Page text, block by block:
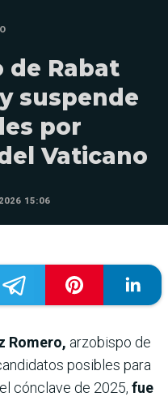
de Rabat
suspende
por
Vaticano
15:06
Romero, arzobispo de
posibles para
cónclave de 2025, fue